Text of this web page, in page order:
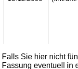
Falls Sie hier nicht
Fassung eventuell in